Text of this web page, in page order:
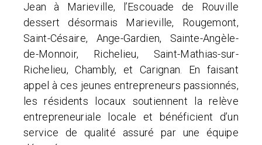
Jean à Marieville, l’Escouade de Rouville
dessert désormais Marieville, Rougemont,
Saint-Césaire, Ange-Gardien, Sainte-Angèle-
de-Monnoir, Richelieu, Saint-Mathias-sur-
Richelieu, Chambly, et Carignan. En faisant
appel à ces jeunes entrepreneurs passionnés,
les résidents locaux soutiennent la relève
entrepreneuriale locale et bénéficient d’un
service de qualité assuré par une équipe